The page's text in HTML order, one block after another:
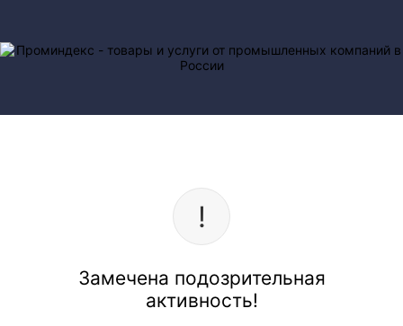
Замечена подозрительная
активность!